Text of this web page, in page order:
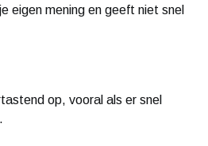
eigen mening en geeft niet snel
op, vooral als er snel